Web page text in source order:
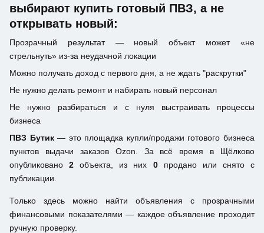
выбирают купить готовый ПВЗ, а не
открывать новый:
Прозрачный результат — новый объект может «не
стрельнуть» из-за неудачной локации
Можно получать доход с первого дня, а не ждать "раскрутки"
Не нужно делать ремонт и набирать новый персонал
Не нужно разбираться и с нуля выстраивать процессы
бизнеса
ПВЗ Бутик— это площадка купли/продажи готового бизнеса
пунктов выдачи заказов Ozon. За всё время в Щёлково
опубликовано2 объекта, из них 0продано или снято с
публикации.
Только здесь можно найти объявления с прозрачными
финансовыми показателями — каждое объявление проходит
ручную проверку.